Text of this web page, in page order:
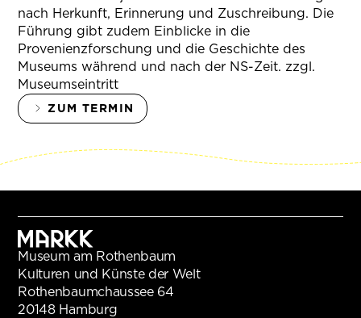
nach Herkunft, Erinnerung und Zuschreibung. Die
Führung gibt zudem Einblicke in die
Provenienzforschung und die Geschichte des
Museums während und nach der NS-Zeit. zzgl.
Museumseintritt
ZUM TERMIN
Museum am Rothenbaum
Kulturen und Künste der Welt
Rothenbaumchaussee 64
20148 Hamburg